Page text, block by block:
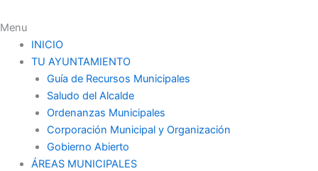
Menu
INICIO
TU AYUNTAMIENTO
Guía de Recursos Municipales
Saludo del Alcalde
Ordenanzas Municipales
Corporación Municipal y Organización
Gobierno Abierto
ÁREAS MUNICIPALES